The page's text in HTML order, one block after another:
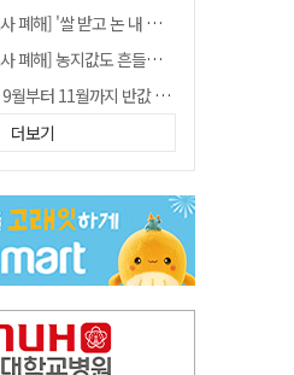
받고 논 내 준' 도지농 이제 어쩌나?
흔들리나…"도지 막히면 헐값 매물 나올 수도"
11월까지 반값 여행 혜택 제공
설' SK하이닉스, 주가 9% 급락
] 실경작농·청년농 부담도 커진다
한 LH, 광주군공항 사업에는 앞장
더보기